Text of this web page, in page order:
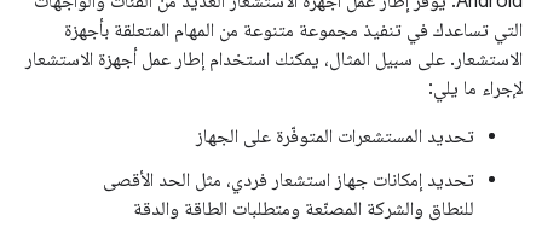
التي تساعدك في تنفيذ مجموعة متنوعة من المهام المتعلقة بأجهزة
الاستشعار. على سبيل المثال، يمكنك استخدام إطار عمل أجهزة الاستشعار
لإجراء ما يلي:
تحديد المستشعرات المتوفّرة على الجهاز
تحديد إمكانات جهاز استشعار فردي، مثل الحد الأقصى
للنطاق والشركة المصنّعة ومتطلبات الطاقة والدقة